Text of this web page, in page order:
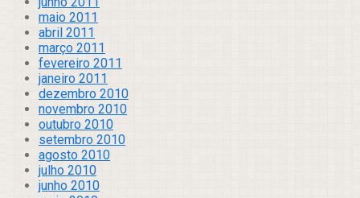
maio 2011
abril 2011
março 2011
fevereiro 2011
janeiro 2011
dezembro 2010
novembro 2010
outubro 2010
setembro 2010
agosto 2010
julho 2010
junho 2010